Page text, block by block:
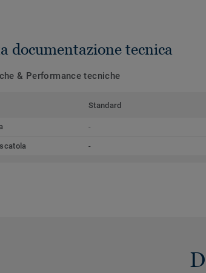
documentazione tecnica
& Performance tecniche
Standard
-
-